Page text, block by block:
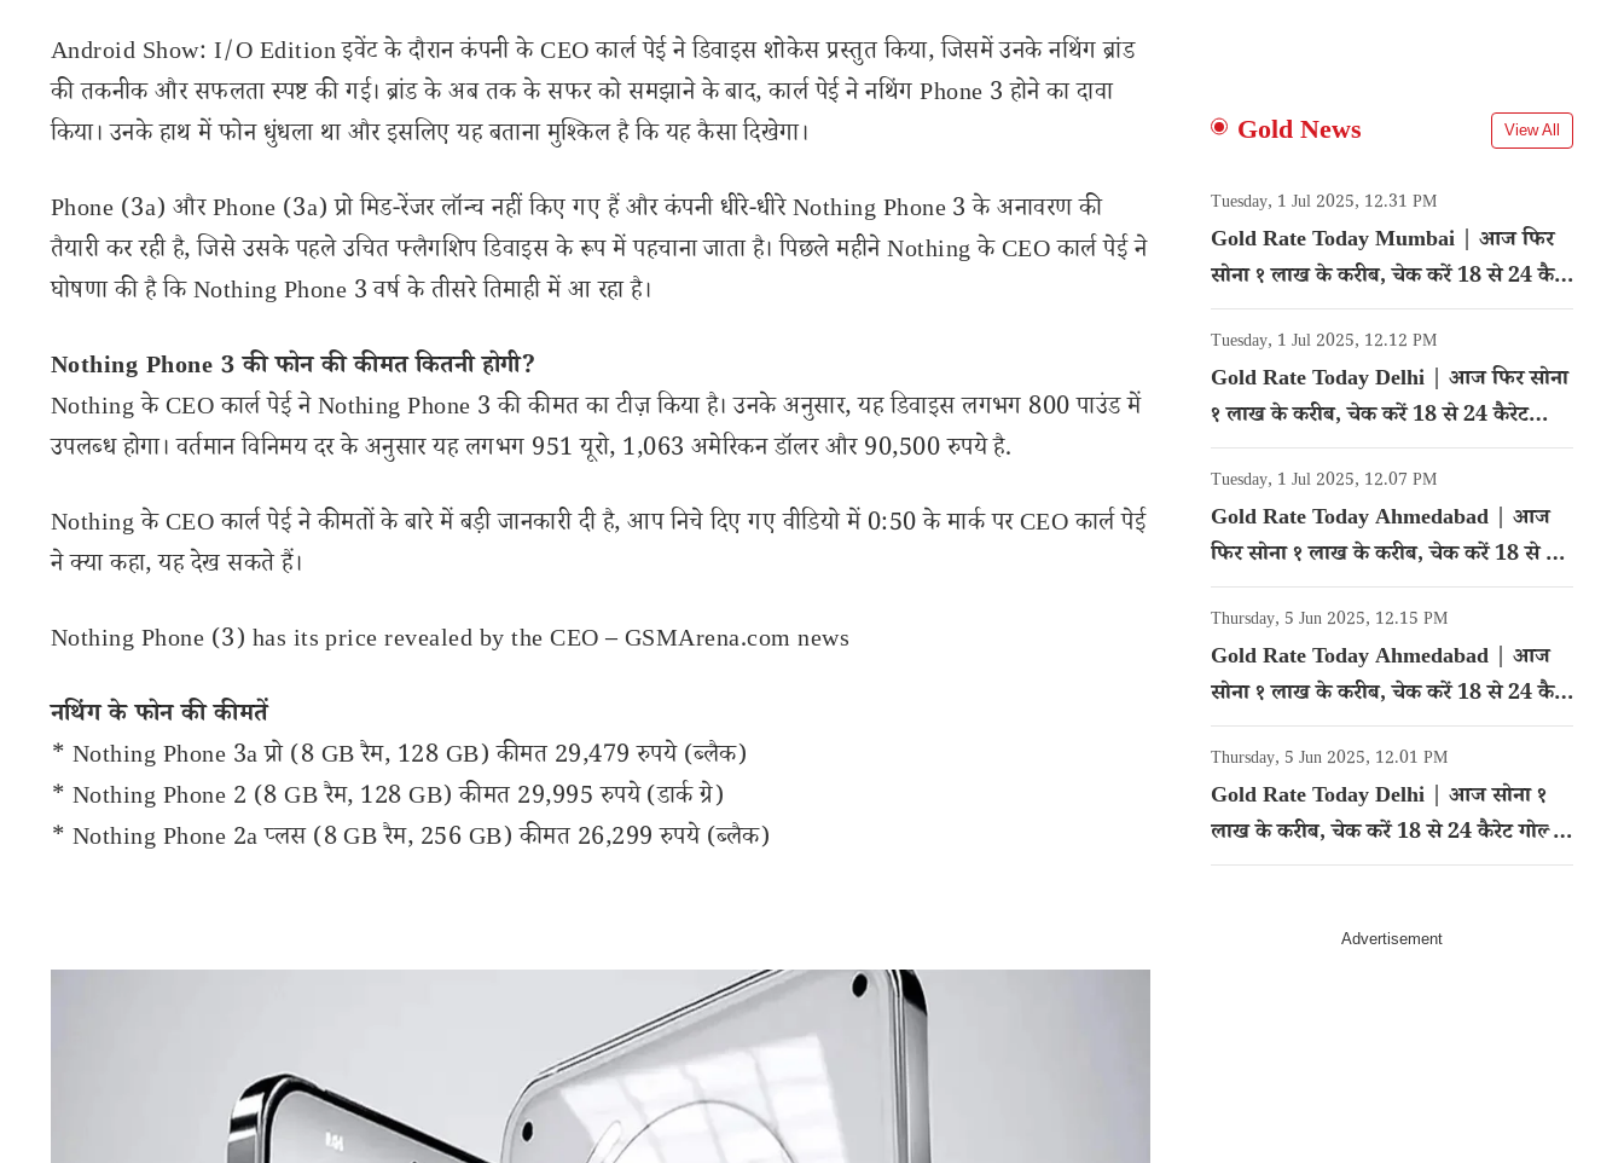
Android Show: I/O Edition इवेंट के दौरान कंपनी के CEO कार्ल पेई ने डिवाइस शोकेस प्रस्तुत किया, जिसमें उनके नथिंग ब्रांड
की तकनीक और सफलता स्पष्ट की गई। ब्रांड के अब तक के सफर को समझाने के बाद, कार्ल पेई ने नथिंग Phone 3 होने का दावा
किया। उनके हाथ में फोन धुंधला था और इसलिए यह बताना मुश्किल है कि यह कैसा दिखेगा।
Phone (3a) और Phone (3a) प्रो मिड-रेंजर लॉन्च नहीं किए गए हैं और कंपनी धीरे-धीरे Nothing Phone 3 के अनावरण की
तैयारी कर रही है, जिसे उसके पहले उचित फ्लैगशिप डिवाइस के रूप में पहचाना जाता है। पिछले महीने Nothing के CEO कार्ल पेई ने
घोषणा की है कि Nothing Phone 3 वर्ष के तीसरे तिमाही में आ रहा है।
Nothing Phone 3 की फोन की कीमत कितनी होगी?
Nothing के CEO कार्ल पेई ने Nothing Phone 3 की कीमत का टीज़ किया है। उनके अनुसार, यह डिवाइस लगभग 800 पाउंड में
उपलब्ध होगा। वर्तमान विनिमय दर के अनुसार यह लगभग 951 यूरो, 1,063 अमेरिकन डॉलर और 90,500 रुपये है.
Nothing के CEO कार्ल पेई ने कीमतों के बारे में बड़ी जानकारी दी है, आप निचे दिए गए वीडियो में 0:50 के मार्क पर CEO कार्ल पेई
ने क्या कहा, यह देख सकते हैं।
Nothing Phone (3) has its price revealed by the CEO – GSMArena.com news
नथिंग के फोन की कीमतें
* Nothing Phone 3a प्रो (8 GB रैम, 128 GB) कीमत 29,479 रुपये (ब्लैक)
* Nothing Phone 2 (8 GB रैम, 128 GB) कीमत 29,995 रुपये (डार्क ग्रे)
* Nothing Phone 2a प्लस (8 GB रैम, 256 GB) कीमत 26,299 रुपये (ब्लैक)
Gold News View All
Tuesday, 1 Jul 2025, 12.31 PM
Gold Rate Today Mumbai | आज फिर
सोना १ लाख के करीब, चेक करें 18 से 24 कैरेट
गोल्ड का रेट
Tuesday, 1 Jul 2025, 12.12 PM
Gold Rate Today Delhi | आज फिर सोना
१ लाख के करीब, चेक करें 18 से 24 कैरेट
गोल्ड का रेट
Tuesday, 1 Jul 2025, 12.07 PM
Gold Rate Today Ahmedabad | आज
फिर सोना १ लाख के करीब, चेक करें 18 से 24
कैरेट गोल्ड का रेट
Thursday, 5 Jun 2025, 12.15 PM
Gold Rate Today Ahmedabad | आज
सोना १ लाख के करीब, चेक करें 18 से 24 कैरेट
गोल्ड का रेट
Thursday, 5 Jun 2025, 12.01 PM
Gold Rate Today Delhi | आज सोना १
लाख के करीब, चेक करें 18 से 24 कैरेट गोल्ड
का रेट